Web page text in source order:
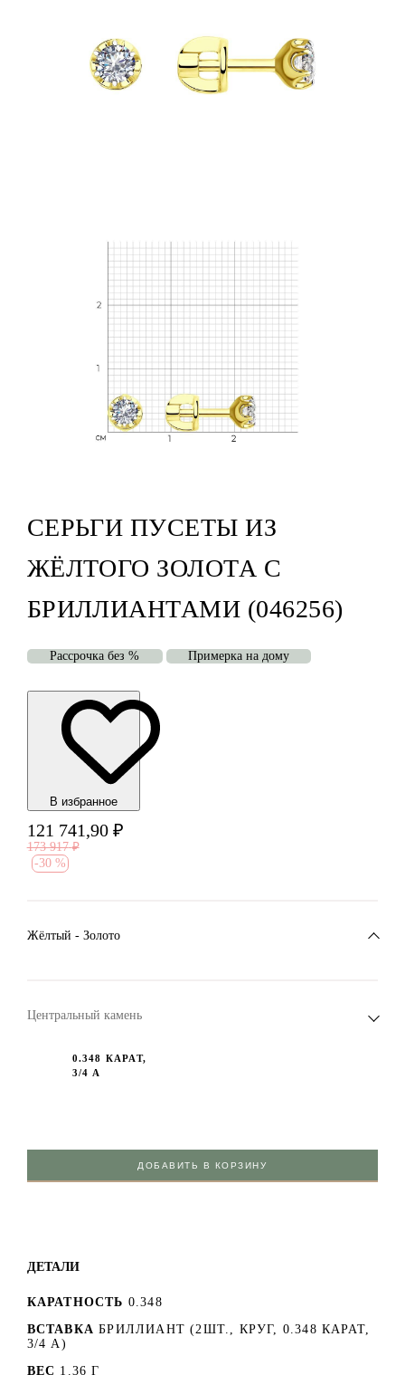
СЕРЬГИ ПУСЕТЫ ИЗ
ЖЁЛТОГО ЗОЛОТА С
БРИЛЛИАНТАМИ (046256)
Рассрочка без % Примерка на дому
В избранноe
121 741,90 ₽
173 917 ₽
-30 %
Жёлтый - Золото
Центральный камень
0.348 КАРАТ,
3/4 А
ДОБАВИТЬ В КОРЗИНУ
ДЕТАЛИ
КАРАТНОСТЬ 0.348
ВСТАВКА БРИЛЛИАНТ (2ШТ., КРУГ, 0.348 КАРАТ,
3/4 А)
ВЕС 1.36 Г